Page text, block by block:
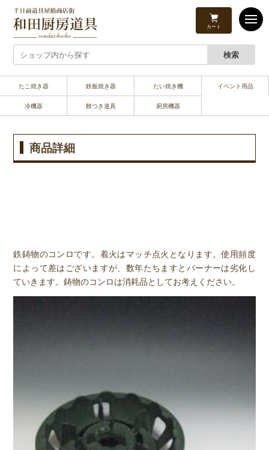
カート
たこ焼き器 鉄板焼き器 たい焼き機 イベント用品
冷機器 餅つき道具 厨房機器
商品詳細
鉄鋳物のコンロです。着火はマッチ点火となります。使用頻度
によって差はございますが、数年たちますとバーナーは劣化し
ていきます。鋳物のコンロは消耗品としてお考えください。